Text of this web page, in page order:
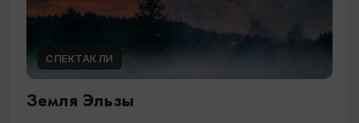
СПЕКТАКЛИ
Земля Эльзы